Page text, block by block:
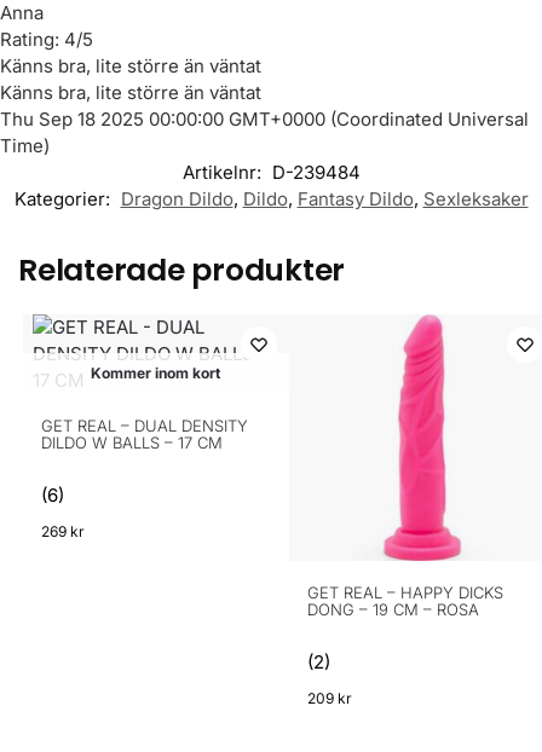
Anna
Rating: 4/5
Känns bra, lite större än väntat
Känns bra, lite större än väntat
Thu Sep 18 2025 00:00:00 GMT+0000 (Coordinated Universal
Time)
Artikelnr: D-239484
Kategorier: Dragon Dildo, Dildo, Fantasy Dildo, Sexleksaker
Relaterade produkter
Kommer inom kort
GET REAL – DUAL DENSITY
DILDO W BALLS – 17 CM
(6)
269 kr
GET REAL – HAPPY DICKS
DONG – 19 CM – ROSA
(2)
209 kr